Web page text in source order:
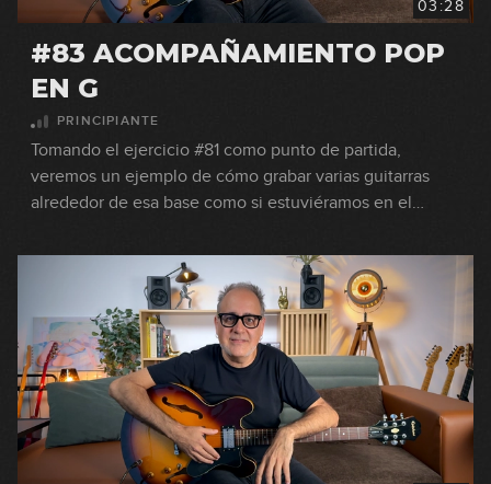
03:28
#83 ACOMPAÑAMIENTO POP
EN G
PRINCIPIANTE
Tomando el ejercicio #81 como punto de partida,
veremos un ejemplo de cómo grabar varias guitarras
alrededor de esa base como si estuviéramos en el